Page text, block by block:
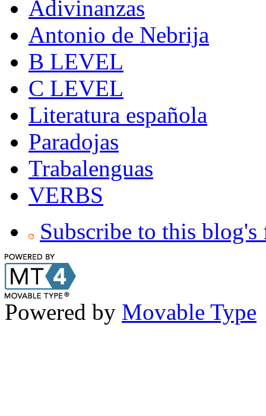
Adivinanzas
Antonio de Nebrija
B LEVEL
C LEVEL
Literatura española
Paradojas
Trabalenguas
VERBS
Subscribe to this blog's
Powered by Movable Type